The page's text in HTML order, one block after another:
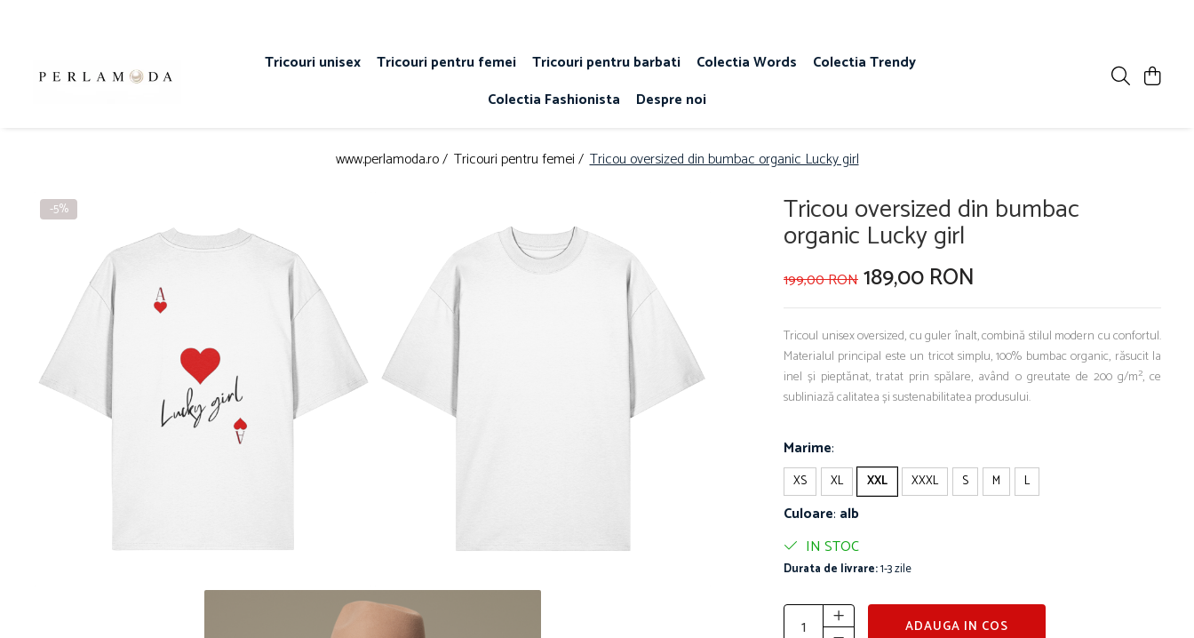
Tricouri unisex Tricouri pentru femei Tricouri pentru barbati Colectia Words
Colectia Trendy
Colectia Fashionista
Despre noi
www.perlamoda.ro / Tricouri pentru femei / Tricou oversized din bumbac organic Lucky girl
-5% Tricou oversized din bumbac
organic Lucky girl
199,00 RON 189,00 RON
Tricoul unisex oversized, cu guler înalt, combină stilul modern cu confortul.
Materialul principal este un tricot simplu, 100% bumbac organic, răsucit la
inel și pieptănat, tratat prin spălare, având o greutate de 200 g/m², ce
subliniază calitatea și sustenabilitatea produsului.
Marime:
XS XL XXL XXXL S M L
Culoare: alb
IN STOC
Durata de livrare:1-3 zile
ADAUGA IN COS